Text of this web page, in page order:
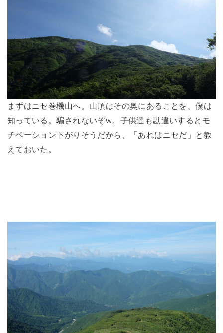
まずはニセ巻機山へ。山頂はその奥にあることを、僕は
知っている。騙されないぞw。子供達も勘違いするとモ
チベーション下がりそうだから、「あれはニセだ」と教
えておいた。